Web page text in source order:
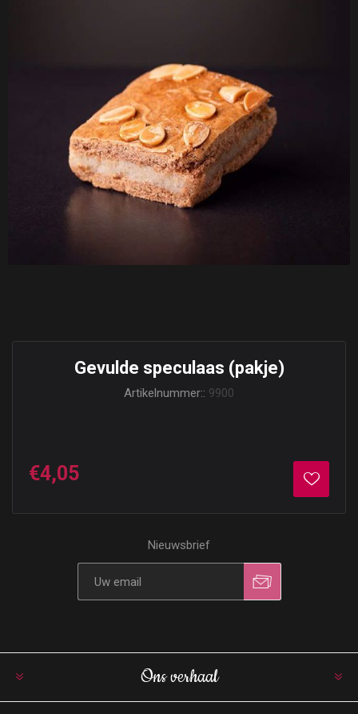
Gevulde speculaas (pakje)
Artikelnummer:: 9900
€4,05
Nieuwsbrief
Ons verhaal